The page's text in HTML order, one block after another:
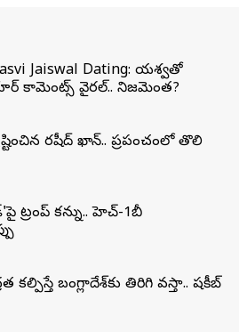
Jaiswal Dating: యశస్వితో
కామెంట్స్ వైరల్.. నిజమెంత?
రషీద్ ఖాన్.. ప్రపంచంలో తొలి
ట్రంప్‌ కన్ను.. హెచ్‌-1బీ
కల్పిస్తే బంగ్లాదేశ్‌కు తిరిగి వస్తా.. షకీబ్